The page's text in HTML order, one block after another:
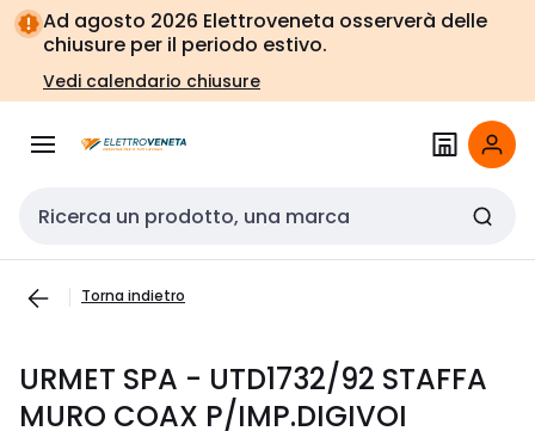
Vai alla
navigazione
Vai
alla
pagina
Ad agosto 2026 Elettroveneta osserverà delle
chiusure per il periodo estivo.
Vedi calendario chiusure
Cerca input
Torna indietro
URMET SPA - UTD1732/92 STAFFA
MURO COAX P/IMP.DIGIVOI